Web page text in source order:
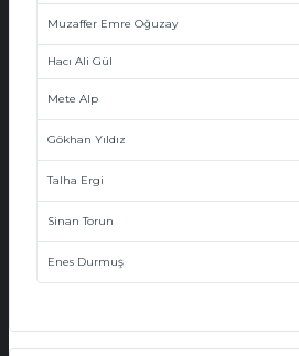
Muzaffer Emre Oğuzay
Hacı Ali Gül
Mete Alp
Gökhan Yıldız
Talha Ergi
Sinan Torun
Enes Durmuş